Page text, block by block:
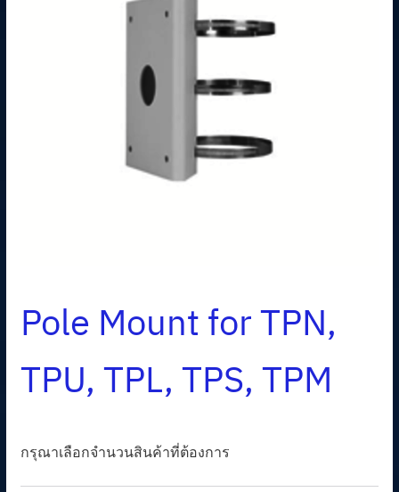
Pole Mount for TPN,
TPU, TPL, TPS, TPM
กรุณาเลือกจำนวนสินค้าที่ต้องการ